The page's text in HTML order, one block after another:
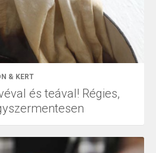
& KERT
és teával! Régies,